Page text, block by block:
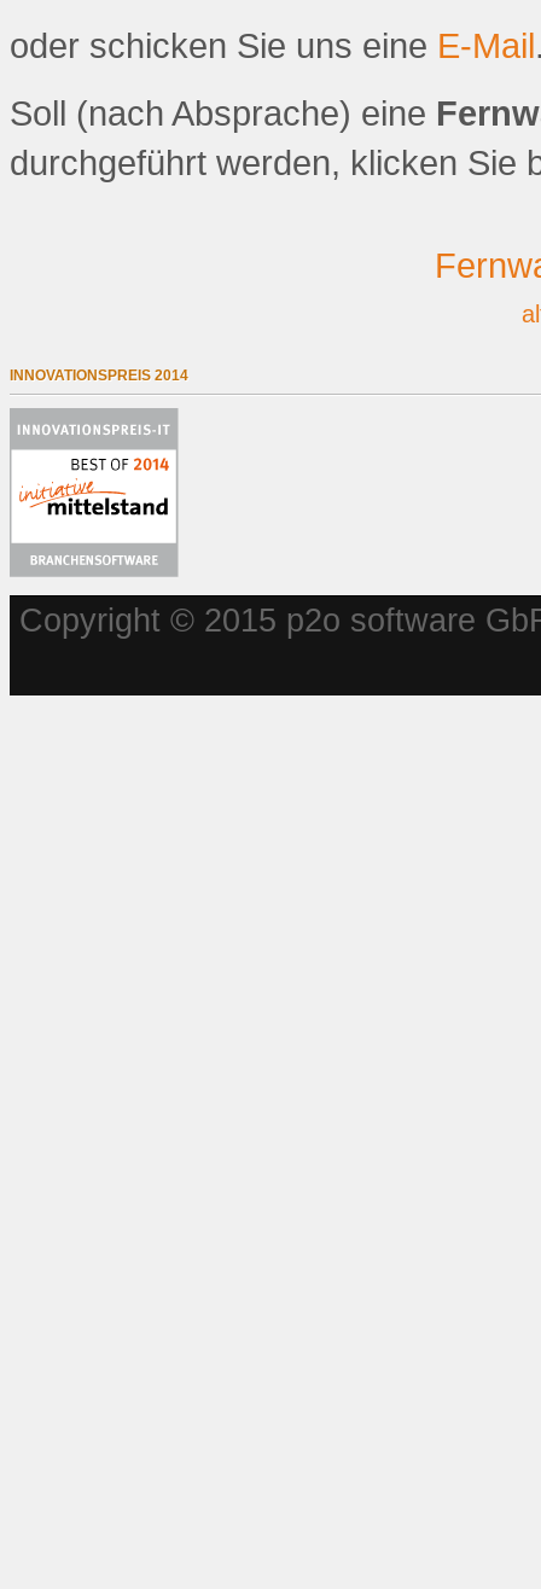
oder schicken Sie uns eine E-Mail
Soll (nach Absprache) eine
durchgeführt werden, klicken Sie
INNOVATIONSPREIS 2014
Copyright © 2015 p2o software